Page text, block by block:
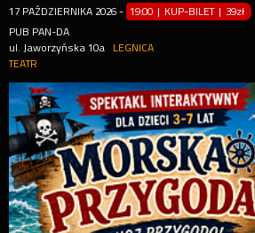
17 PAŹDZIERNIKA 2026 - 19:00 | KUP-BILET | 39zł
PUB PAN-DA
ul. Jaworzyńska 10a
LEGNICA
TEATR